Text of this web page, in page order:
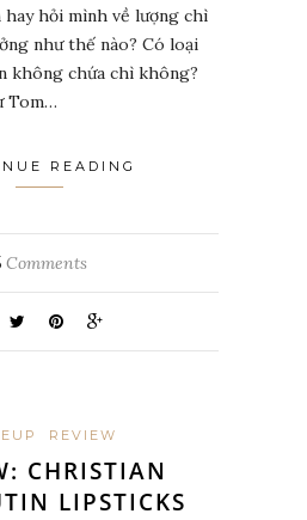
hay hỏi mình về lượng chì
như thế nào? Có loại
không chứa chì không?
Tom…
READING
Comments
REVIEW
CHRISTIAN
LIPSTICKS